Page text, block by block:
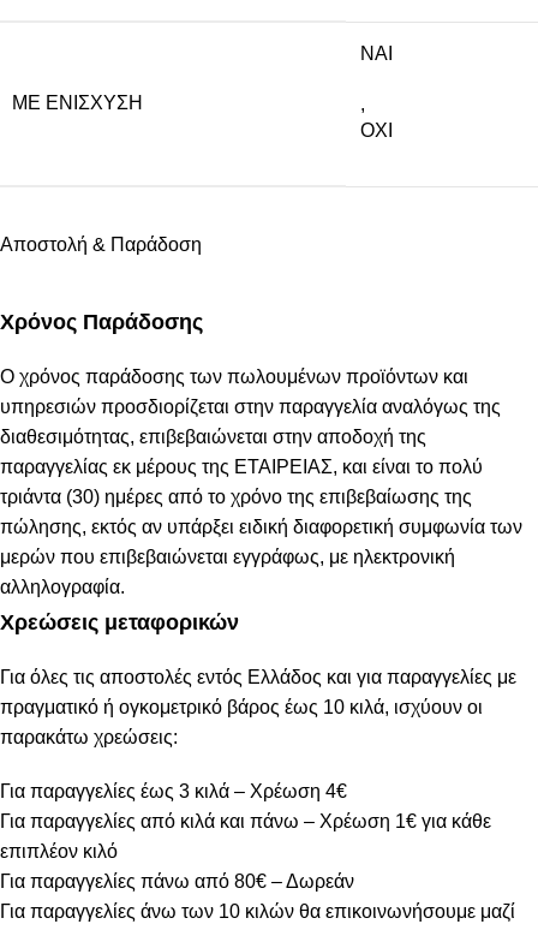
ΜΕ ΕΝΊΣΧΥΣΗ
NAI
,
ΟΧΙ
Αποστολή & Παράδοση
Χρόνος Παράδοσης
Ο χρόνος παράδοσης των πωλουμένων προϊόντων και
υπηρεσιών προσδιορίζεται στην παραγγελία αναλόγως της
διαθεσιμότητας, επιβεβαιώνεται στην αποδοχή της
παραγγελίας εκ μέρους της ΕΤΑΙΡΕΙΑΣ, και είναι το πολύ
τριάντα (30) ημέρες από το χρόνο της επιβεβαίωσης της
πώλησης, εκτός αν υπάρξει ειδική διαφορετική συμφωνία των
μερών που επιβεβαιώνεται εγγράφως, με ηλεκτρονική
αλληλογραφία.
Χρεώσεις μεταφορικών
Για όλες τις αποστολές εντός Ελλάδος και για παραγγελίες με
πραγματικό ή ογκομετρικό βάρος έως 10 κιλά, ισχύουν οι
παρακάτω χρεώσεις:
Για παραγγελίες έως 3 κιλά – Χρέωση 4€
Για παραγγελίες από κιλά και πάνω – Χρέωση 1€ για κάθε
επιπλέον κιλό
Για παραγγελίες πάνω από 80€ – Δωρεάν
Για παραγγελίες άνω των 10 κιλών θα επικοινωνήσουμε μαζί